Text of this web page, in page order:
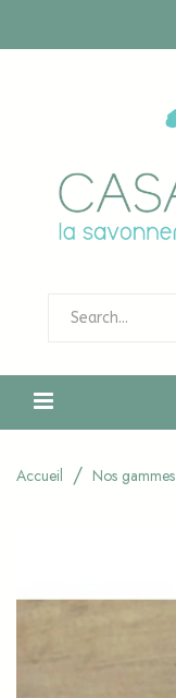
Accueil Nos gammes